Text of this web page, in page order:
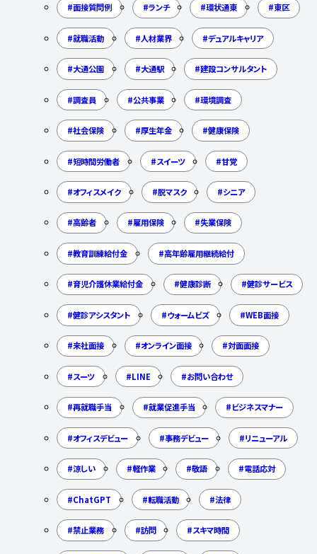
面接質問例 ランチ 環状通東 東区
就職活動 人材業界 デュアルキャリア
大通公園 大通駅 建設コンサルタント
調査員 公共事業 環境調査
社会保険 厚生年金 健康保険
短時間労働者 スイーツ 甘党
オフィスメイク 脱マスク シニア
高齢者 雇用保険 失業保険
教育訓練給付金 高年齢雇用継続給付
育児介護休業給付金 健康診断 健診サービス
健診アシスタント ウォームビズ WEB面接
来社面接 オンライン面接 対面面接
スーツ LINE お問い合わせ
再就職手当 就業促進手当 ビジネスマナー
オフィスデビュー 事務デビュー リニューアル
涼しい 軽作業 敬語 電話応対
ChatGPT 転職活動 法律
禁止業務 訪問 スキマ時間